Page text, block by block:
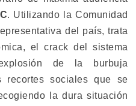
. Utilizando la Comunidad
del país, trata
el crack del sistema
de la burbuja
recortes sociales que se
la dura situación